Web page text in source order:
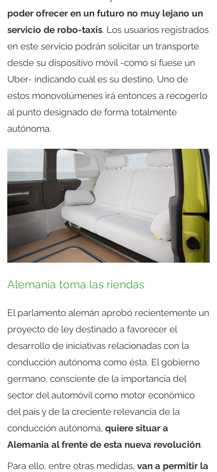
poder ofrecer en un futuro no muy lejano un
servicio de robo-taxis. Los usuarios registrados
en este servicio podrán solicitar un transporte
desde su dispositivo móvil -como si fuese un
Uber- indicando cuál es su destino. Uno de
estos monovolúmenes irá entonces a recogerlo
al punto designado de forma totalmente
autónoma.
Alemania toma las riendas
El parlamento alemán aprobó recientemente un
proyecto de ley destinado a favorecer el
desarrollo de iniciativas relacionadas con la
conducción autónoma como ésta. El gobierno
germano, consciente de la importancia del
sector del automóvil como motor económico
del país y de la creciente relevancia de la
conducción autónoma, quiere situar a
Alemania al frente de esta nueva revolución.
Para ello, entre otras medidas, van a permitir la